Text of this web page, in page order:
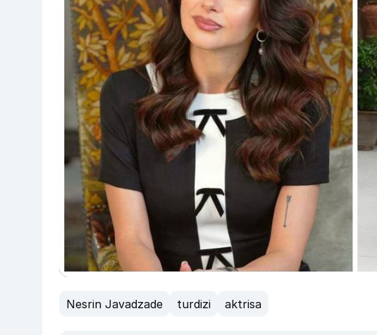
Nesrin Javadzade turdizi aktrisa